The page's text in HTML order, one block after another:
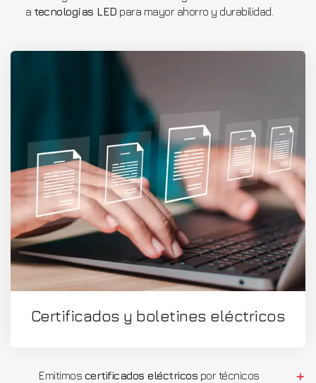
a tecnologías LED para mayor ahorro y durabilidad.
Certificados y boletines eléctricos
Emitimos certificados eléctricos por técnicos